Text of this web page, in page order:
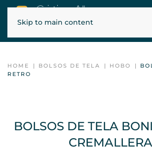
Skip to main content
HOME BOLSOS DE TELA HOBO
RETRO
BOLSOS DE TELA
CREMALLERA